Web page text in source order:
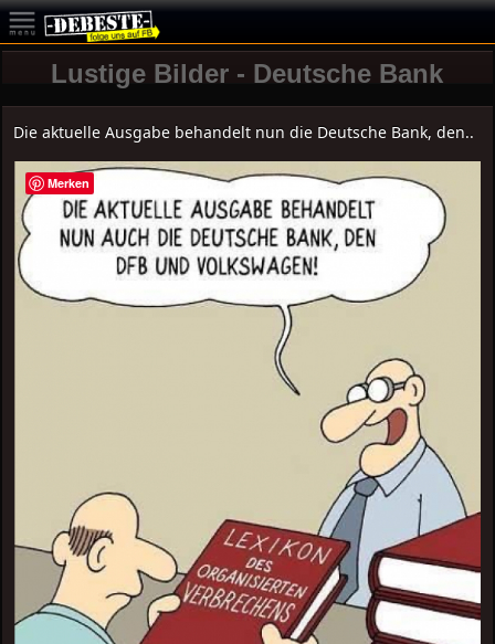
Lustige Bilder - Deutsche Bank
Die aktuelle Ausgabe behandelt nun die Deutsche Bank, den..
Merken